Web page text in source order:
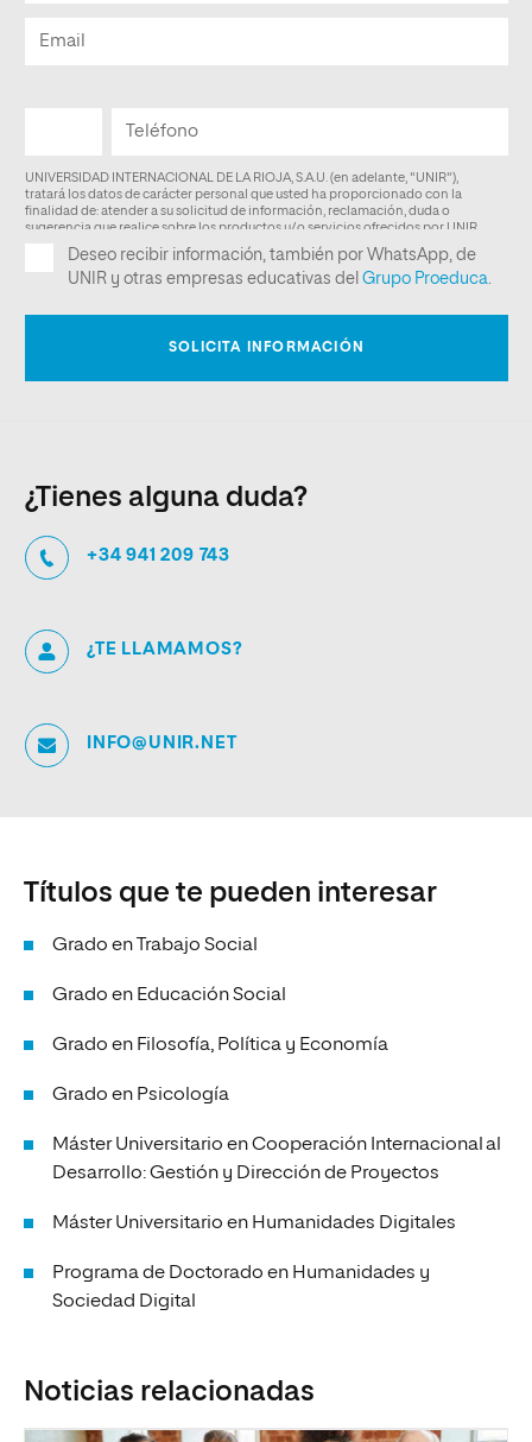
¿Tienes alguna duda?
+34 941 209 743
¿TE LLAMAMOS?
INFO@UNIR.NET
Títulos que te pueden interesar
Grado en Trabajo Social
Grado en Educación Social
Grado en Filosofía, Política y Economía
Grado en Psicología
Máster Universitario en Cooperación Internacional al
Desarrollo: Gestión y Dirección de Proyectos
Máster Universitario en Humanidades Digitales
Programa de Doctorado en Humanidades y
Sociedad Digital
Noticias relacionadas